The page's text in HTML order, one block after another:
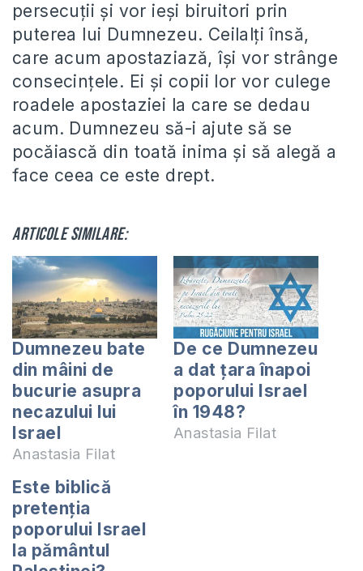
persecuții și vor ieși biruitori prin
puterea lui Dumnezeu. Ceilalți însă,
care acum apostaziază, își vor strânge
consecințele. Ei și copii lor vor culege
roadele apostaziei la care se dedau
acum. Dumnezeu să-i ajute să se
pocăiască din toată inima și să alegă a
face ceea ce este drept.
Articole similare:
Dumnezeu bate
din mâini de
bucurie asupra
necazului lui
Israel
Anastasia Filat
De ce Dumnezeu
a dat țara înapoi
poporului Israel
în 1948?
Anastasia Filat
Este biblică
pretenția
poporului Israel
la pământul